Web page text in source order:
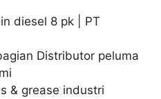
diesel 8 pk | PT
Distributor peluma
& grease industri